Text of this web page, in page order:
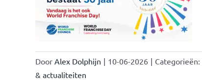
Door Alex Dolphijn | 10-06-2026 | Categorieën:
& actualiteiten